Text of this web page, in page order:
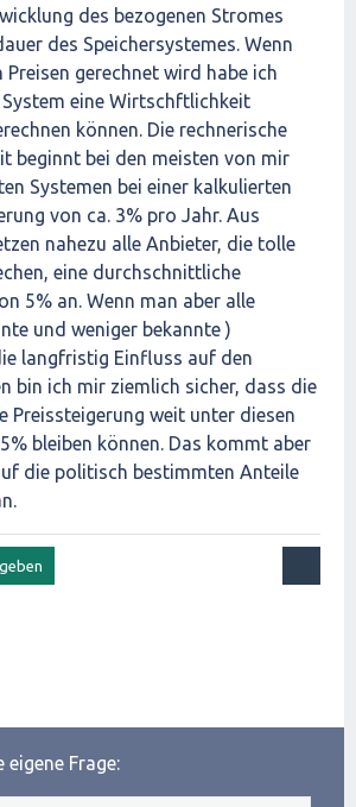
des bezogenen Stromes
des Speichersystemes. Wenn
gerechnet wird habe ich
eine Wirtschftlichkeit
können. Die rechnerische
beginnt bei den meisten von mir
Systemen bei einer kalkulierten
von ca. 3% pro Jahr. Aus
nahezu alle Anbieter, die tolle
eine durchschnittliche
5% an. Wenn man aber alle
und weniger bekannte )
langfristig Einfluss auf den
bin ich mir ziemlich sicher, dass die
Preissteigerung weit unter diesen
bleiben können. Das kommt aber
die politisch bestimmten Anteile
eigene Frage: